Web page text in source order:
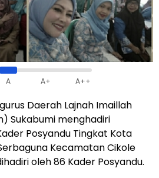
A A+ A++
Daerah Lajnah Imaillah
Sukabumi menghadiri
Posyandu Tingkat Kota
Kecamatan Cikole
oleh 86 Kader Posyandu.